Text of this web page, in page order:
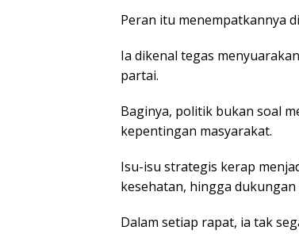
Peran itu menempatkannya
Ia dikenal tegas
partai.
Baginya, politik bukan soal
kepentingan masyarakat.
Isu-isu strategis kerap
kesehatan, hingga
Dalam setiap rapat, ia tak